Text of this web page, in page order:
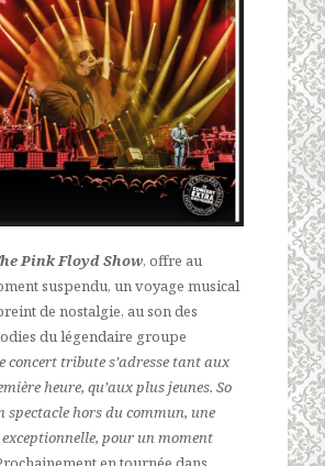
Pink Floyd Show, offre au
suspendu, un voyage musical
de nostalgie, au son des
du légendaire groupe
concert tribute s’adresse tant aux
heure, qu’aux plus jeunes. So
spectacle hors du commun, une
pour un moment